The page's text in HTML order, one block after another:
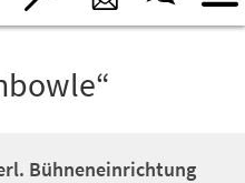
Bühneneinrichtung